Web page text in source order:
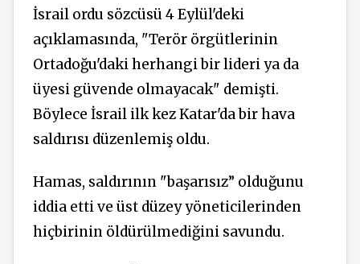
İsrail ordu sözcüsü 4 Eylül'deki
açıklamasında, "Terör örgütlerinin
Ortadoğu'daki herhangi bir lideri ya da
üyesi güvende olmayacak" demişti.
Böylece İsrail ilk kez Katar'da bir hava
saldırısı düzenlemiş oldu.
Hamas, saldırının "başarısız” olduğunu
iddia etti ve üst düzey yöneticilerinden
hiçbirinin öldürülmediğini savundu.